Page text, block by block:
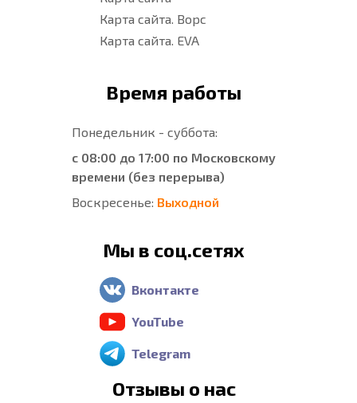
Карта сайта. Ворс
Карта сайта. EVA
Время работы
Понедельник - суббота:
с 08:00 до 17:00 по Московскому
времени (без перерыва)
Воскресенье: Выходной
Мы в соц.сетях
Вконтакте
YouTube
Telegram
Отзывы о нас